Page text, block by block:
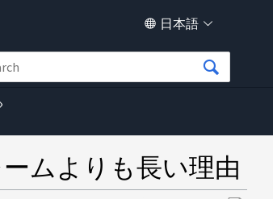
日本語
ムよりも長い理由